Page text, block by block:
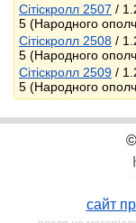
Сітіскролл 2507 /
5 (Народного
Сітіскролл 2508 /
5 (Народного
Сітіскролл 2509 /
5 (Народного
сайт